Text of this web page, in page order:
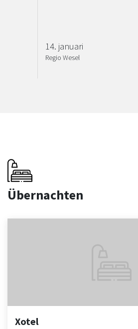
14. januari
Regio Wesel
Übernachten
Xotel